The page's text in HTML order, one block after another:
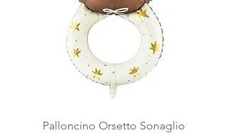
Palloncino Orsetto Sonaglio